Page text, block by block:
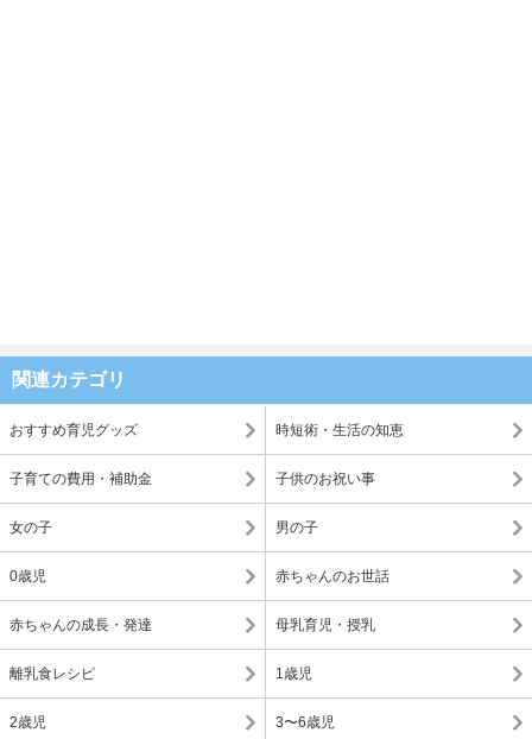
関連カテゴリ
おすすめ育児グッズ 時短術・生活の知恵
子育ての費用・補助金 子供のお祝い事
女の子 男の子
0歳児 赤ちゃんのお世話
赤ちゃんの成長・発達 母乳育児・授乳
離乳食レシピ 1歳児
2歳児 3〜6歳児